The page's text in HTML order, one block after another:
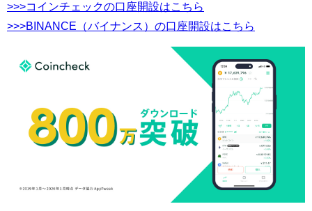
>>>コインチェックの口座開設はこちら
>>>BINANCE（バイナンス）の口座開設はこちら